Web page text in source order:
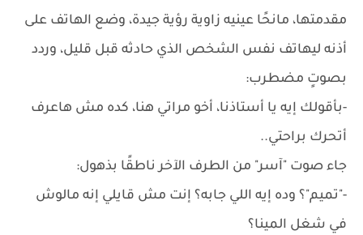
مقدمتها، مانحًا عينيه زاوية رؤية جيدة، وضع الهاتف على
أذنه ليهاتف نفس الشخص الذي حادثه قبل قليل، وردد
بصوتٍ مضطرب:
-بأقولك إيه يا أستاذنا، أخو مراتي هنا، كده مش هاعرف
أتحرك براحتي..
جاء صوت "آسر" من الطرف الآخر ناطقًا بذهول:
-"تميم"؟ وده إيه اللي جابه؟ إنت مش قايلي إنه مالوش
في شغل المينا؟